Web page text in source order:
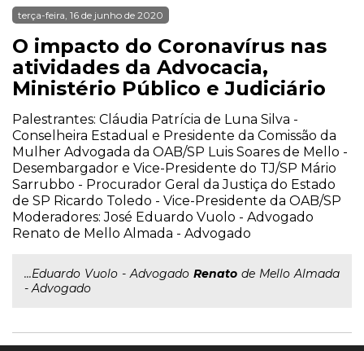
terça-feira, 16 de junho de 2020
O impacto do Coronavírus nas
atividades da Advocacia,
Ministério Público e Judiciário
Palestrantes: Cláudia Patrícia de Luna Silva -
Conselheira Estadual e Presidente da Comissão da
Mulher Advogada da OAB/SP Luis Soares de Mello -
Desembargador e Vice-Presidente do TJ/SP Mário
Sarrubbo - Procurador Geral da Justiça do Estado
de SP Ricardo Toledo - Vice-Presidente da OAB/SP
Moderadores: José Eduardo Vuolo - Advogado
Renato de Mello Almada - Advogado
...Eduardo Vuolo - Advogado Renato de Mello Almada
- Advogado